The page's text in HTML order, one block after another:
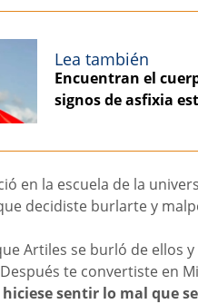
Lea también
Encuentran el
signos de asfixia
en la escuela de la
decidiste burlarte y
Artiles se burló de ellos
te convertiste en
sentir lo mal que